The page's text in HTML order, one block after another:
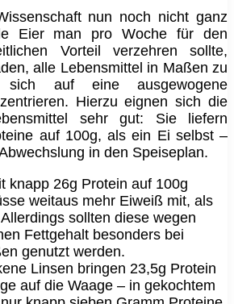
nun noch nicht ganz
Eier man pro Woche für den
Vorteil verzehren sollte,
alle Lebensmittel in Maßen zu
sich auf eine ausgewogene
Hierzu eignen sich die
sehr gut: Sie liefern
auf 100g, als ein Ei selbst –
in den Speiseplan.
knapp 26g Protein auf 100g
weitaus mehr Eiweiß mit, als
sollten diese wegen
Fettgehalt besonders bei
genutzt werden.
Linsen bringen 23,5g Protein
auf die Waage – in gekochtem